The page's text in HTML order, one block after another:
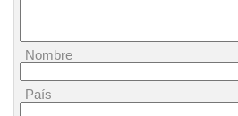
Nombre
País